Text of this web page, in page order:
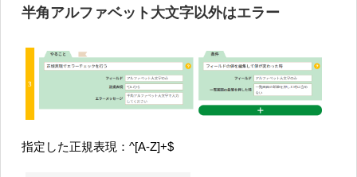
半角アルファベット大文字以外はエラー
指定した正規表現：^[A-Z]+$